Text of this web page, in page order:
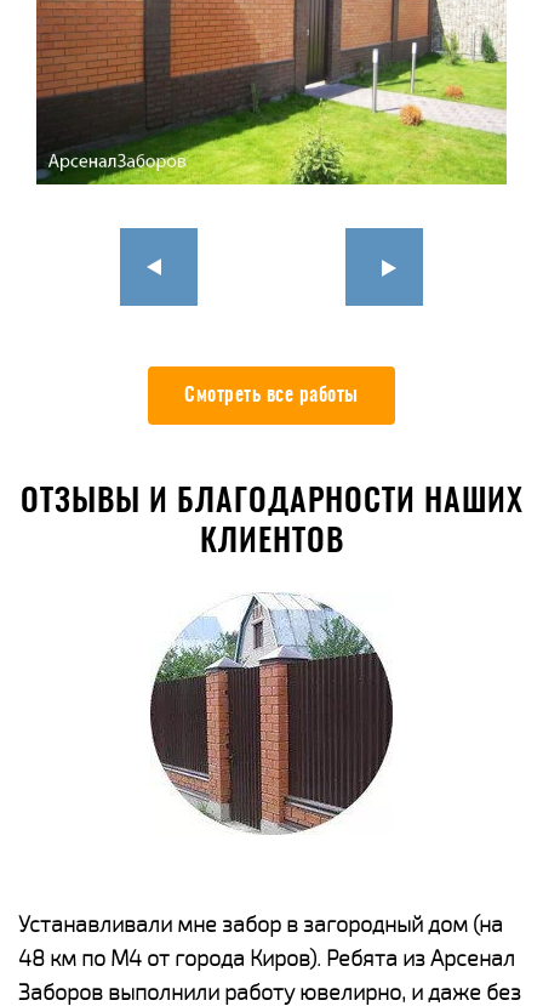
Смотреть все работы
ОТЗЫВЫ И БЛАГОДАРНОСТИ НАШИХ
КЛИЕНТОВ
Устанавливали мне забор в загородный дом (на
48 км по М4 от города Киров). Ребята из Арсенал
Заборов выполнили работу ювелирно, и даже без